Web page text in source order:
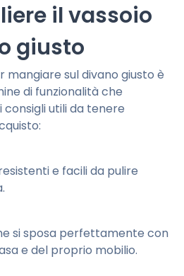
il vassoio
giusto
mangiare sul divano giusto è
di funzionalità che
utili da tenere
e facili da pulire
si sposa perfettamente con
e del proprio mobilio.